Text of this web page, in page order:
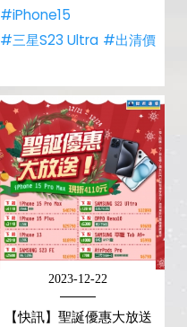
#iPhone15
#三星S23 Ultra #出清價
2023-12-22
【快訊】聖誕優惠大放送